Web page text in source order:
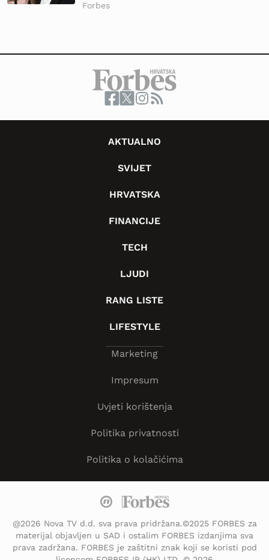
Forbes
AKTUALNO
SVIJET
HRVATSKA
FINANCIJE
TECH
LJUDI
RANG LISTE
LIFESTYLE
Marketing
Impresum
Uvjeti korištenja
Politika privatnosti
Politika o kolačićima
@2026 Nova TV d.d. sva prava pridržana.©2025 FORBES za
materijal objavljen u SAD i ostalim FORBES izdanjima sva
prava zadržana. FORBES je zaštitni znak koji se koristi pod